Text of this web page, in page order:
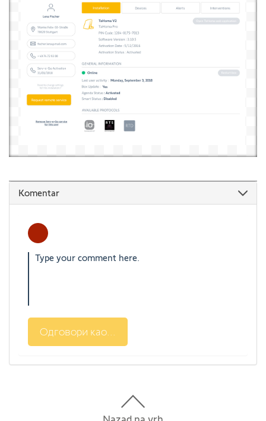
Komentar
Одговори као...